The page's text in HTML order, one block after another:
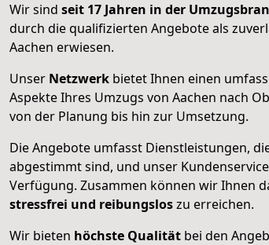
Wir sind seit 17 Jahren in der
durch die qualifizierten Angebote als
Aachen erwiesen.
Unser Netzwerk bietet Ihnen einen
Aspekte Ihres Umzugs von Aachen nach
von der Planung bis hin zur Umsetzung.
Die Angebote umfasst Dienstleistungen,
abgestimmt sind, und unser
Verfügung. Zusammen können wir Ihnen
stressfrei und reibungsloszu erreichen.
Wir bieten höchste Qualität bei den